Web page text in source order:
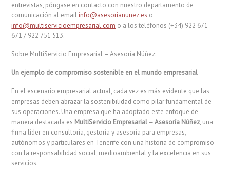
entrevistas, póngase en contacto con nuestro departamento de
comunicación al emailinfo@asesorianunez.es o
info@multiservicioempresarial.com o a los teléfonos (+34) 922 671
671 / 922 751 513.
Sobre MultiServicio Empresarial – Asesoría Núñez:
Un ejemplo de compromiso sostenible en el mundo empresarial
En el escenario empresarial actual, cada vez es más evidente que las
empresas deben abrazar la sostenibilidad como pilar fundamental de
sus operaciones. Una empresa que ha adoptado este enfoque de
manera destacada es MultiServicio Empresarial – Asesoría Núñez, una
firma líder en consultoría, gestoría y asesoría para empresas,
autónomos y particulares en Tenerife con una historia de compromiso
con la responsabilidad social, medioambiental y la excelencia en sus
servicios.